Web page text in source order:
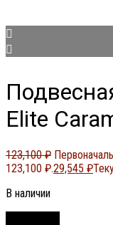
Elite
123,100₽
123,100 ₽.29,545 ₽
В наличии